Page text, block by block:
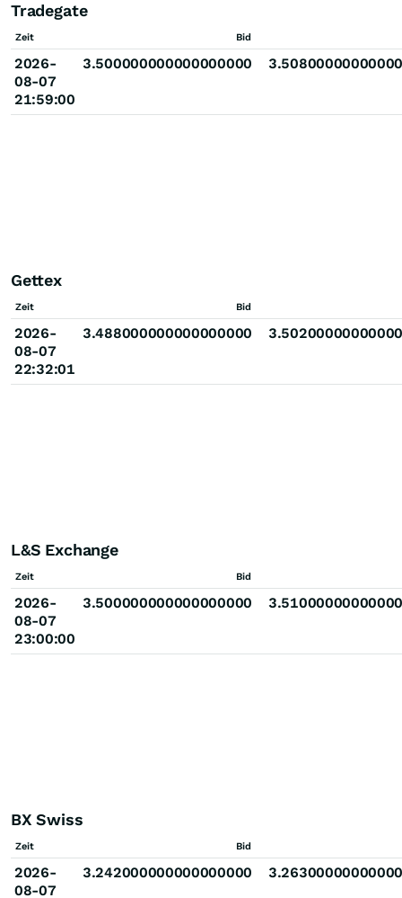
Tradegate
Zeit Bid
2026-
08-07
21:59:00
3.500000000000000000
Gettex
Zeit Bid
2026-
08-07
22:32:01
3.488000000000000000
L&S Exchange
Zeit Bid
2026-
08-07
23:00:00
3.500000000000000000
BX Swiss
Zeit Bid
2026-
08-07
3.242000000000000000